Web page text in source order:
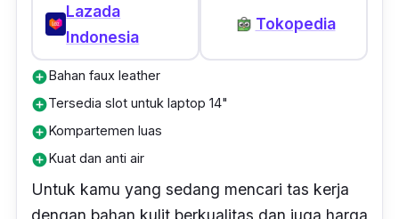
Lazada
Indonesia
Tokopedia
add_circleBahan faux leather
add_circleTersedia slot untuk laptop 14"
add_circleKompartemen luas
add_circleKuat dan anti air
Untuk kamu yang sedang mencari tas kerja